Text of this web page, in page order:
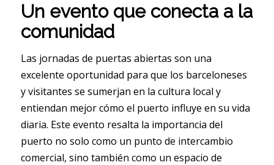
Un evento que conecta a la
comunidad
Las jornadas de puertas abiertas son una
excelente oportunidad para que los barceloneses
y visitantes se sumerjan en la cultura local y
entiendan mejor cómo el puerto influye en su vida
diaria. Este evento resalta la importancia del
puerto no solo como un punto de intercambio
comercial, sino también como un espacio de